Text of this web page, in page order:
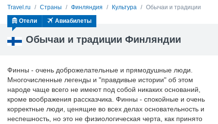
Travel.ru Страны Финляндия Культура Обычаи и традиции
Обычаи и традиции Финляндии
Отели Авиабилеты
Финны - очень доброжелательные и прямодушные люди.
Многочисленные легенды и "правдивые истории" об этом
народе чаще всего не имеют под собой никаких оснований,
кроме воображения рассказчика. Финны - спокойные и очень
корректные люди, ценящие во всех делах основательность и
неспешность, но это не физиологическая черта, как принято